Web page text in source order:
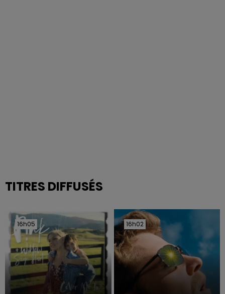
TITRES DIFFUSÉS
16h05
16h05 16h02
16h02